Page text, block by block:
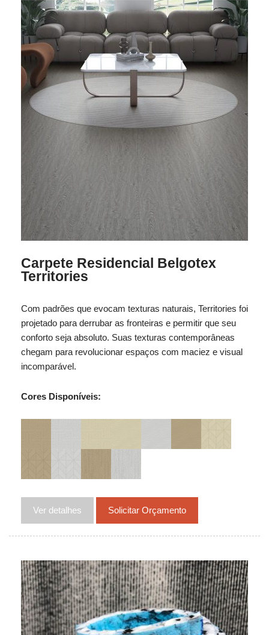
Carpete Residencial Belgotex
Territories
Com padrões que evocam texturas naturais, Territories foi
projetado para derrubar as fronteiras e permitir que seu
conforto seja absoluto. Suas texturas contemporâneas
chegam para revolucionar espaços com maciez e visual
incomparável.
Cores Disponíveis:
Ver detalhes Solicitar Orçamento